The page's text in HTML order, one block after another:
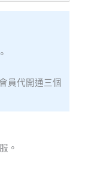
員代開通三個
。